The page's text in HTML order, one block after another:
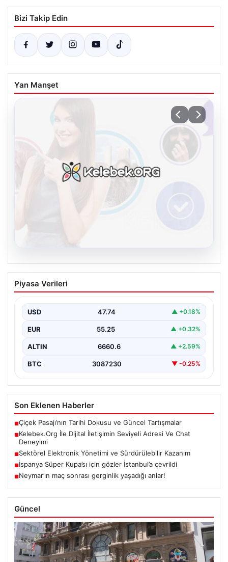
Bizi Takip Edin
Yan Manşet
Kelebek.Org İle Dijital İletişimin Seviyeli
Adresi Ve Chat Deneyimi
irtibat kurması büyük bir önem taşımaktadır. Güncel
olarak…
Piyasa Verileri
USD 47.74 ▲ +0.18%
EUR 55.25 ▲ +0.32%
ALTIN 6660.6 ▲ +2.59%
BTC 3087230 ▼ -0.25%
Son Eklenen Haberler
■Çiçek Pasajı’nın Tarihi Dokusu ve Güncel Tartışmalar
■Kelebek.Org İle Dijital İletişimin Seviyeli Adresi Ve Chat
Deneyimi
■Sektörel Elektronik Yönetimi ve Sürdürülebilir Kazanım
■İspanya Süper Kupa’sı için gözler İstanbul’a çevrildi
■Neymar’ın maç sonrası gerginlik yaşadığı anlar!
Güncel